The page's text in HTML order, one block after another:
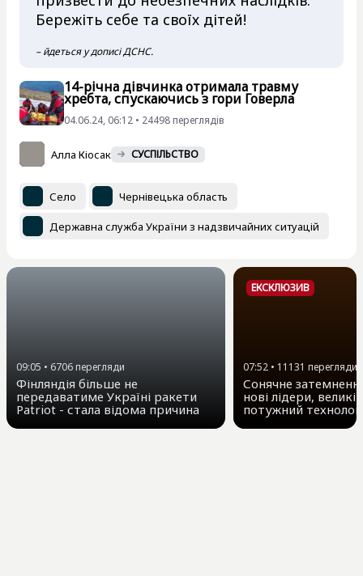
Бережіть себе та своїх дітей!
– йдеться у дописі ДСНС.
14-річна дівчинка отримала травму
хребта, спускаючись з гори Говерла
04.06.24, 06:12 • 24498 переглядiв
Алла Кіосак СУСПІЛЬСТВО
Село Чернівецька область
Державна служба України з надзвичайних ситуацій
09:05 • 6706 перегляди
Фінляндія більше не
передаватиме Україні ракети
Patriot - стала відома причина
ЕКСКЛЮЗИВ
07:52 • 11131 перегляди
Сонячне
нові лідери, великі
потужний